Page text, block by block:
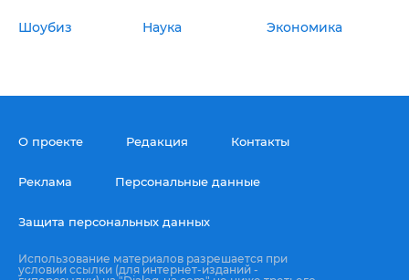
Шоубиз Наука Экономика
О проекте Редакция Контакты
Реклама Персональные данные
Защита персональных данных
Использование материалов разрешается при
условии ссылки (для интернет-изданий -